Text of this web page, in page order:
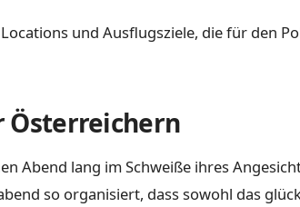
und Ausflugsziele, die für den
Österreichern
Abend lang im Schweiße ihres
so organisiert, dass sowohl das